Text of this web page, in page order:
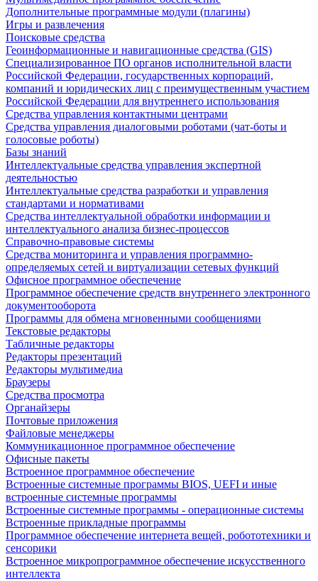
Дополнительные программные модули (плагины)
Игры и развлечения
Поисковые средства
Геоинформационные и навигационные средства (GIS)
Специализированное ПО органов исполнительной власти
Российской Федерации, государственных корпораций,
компаний и юридических лиц с преимущественным участием
Российской Федерации для внутреннего использования
Средства управления контактными центрами
Средства управления диалоговыми роботами (чат-боты и
голосовые роботы)
Базы знаний
Интеллектуальные средства управления экспертной
деятельностью
Интеллектуальные средства разработки и управления
стандартами и нормативами
Средства интеллектуальной обработки информации и
интеллектуального анализа бизнес-процессов
Справочно-правовые системы
Средства мониторинга и управления программно-
определяемых сетей и виртуализации сетевых функций
Офисное программное обеспечение
Программное обеспечение средств внутреннего электронного
документооборота
Программы для обмена мгновенными сообщениями
Текстовые редакторы
Табличные редакторы
Редакторы презентаций
Редакторы мультимедиа
Браузеры
Средства просмотра
Органайзеры
Почтовые приложения
Файловые менеджеры
Коммуникационное программное обеспечение
Офисные пакеты
Встроенное программное обеспечение
Встроенные системные программы BIOS, UEFI и иные
встроенные системные программы
Встроенные системные программы - операционные системы
Встроенные прикладные программы
Программное обеспечение интернета вещей, робототехники и
сенсорики
Встроенное микропрограммное обеспечение искусственного
интеллекта